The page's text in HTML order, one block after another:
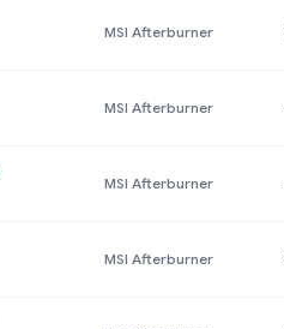
MSI Afterburner
MSI Afterburner
MSI Afterburner
MSI Afterburner